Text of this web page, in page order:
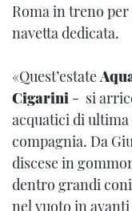
Roma in treno
navetta dedicata.
«Quest’estate
Cigarini - si
acquatici di
compagnia. Da
discese in
dentro grandi coni
nel vuoto in